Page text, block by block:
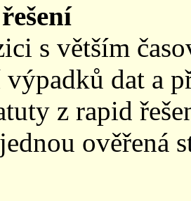
s větším
dat a
z rapid
ověřená